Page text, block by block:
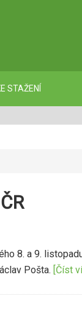
STAŽENÍ
8. a 9.
Pošta. [Číst